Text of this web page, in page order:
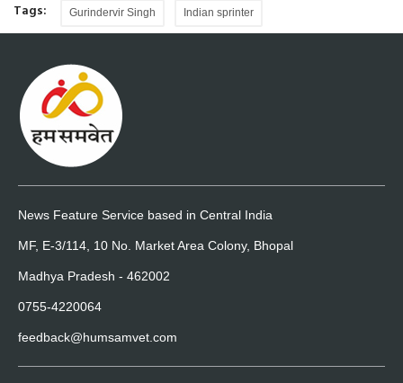
Tags: Gurindervir Singh Indian sprinter
News Feature Service based in Central India
MF, E-3/114, 10 No. Market Area Colony, Bhopal
Madhya Pradesh - 462002
0755-4220064
feedback@humsamvet.com